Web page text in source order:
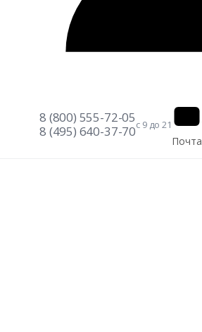
8 (800) 555-72-05
8 (495) 640-37-70с 9 до 21
Почта